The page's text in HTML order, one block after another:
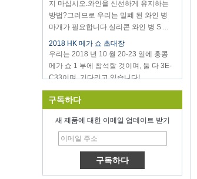
방법?그러므로 우리는 밀폐 된 와인 병
마개가 필요합니다.실리콘 와인 병 S ...
우리는 2018 년 10 월 20-23 일에 홍콩
메가 쇼 1 부에 참석할 것이며, 둘 다 3E-
C33이며, 기다리고 있습니다!
Chicago IL USA.부스 N6819.
새해 전체에 걸쳐 당신의 일에 행운을 빈
심천 Kring은 8 온료에 다시 열립니
다.2022. 더 많은 Bussiness 정보를 보려
면 Wendy에 문의하십시오.전자 메일
구독하다
새 제품에 대한 이메일 업데이트 받기